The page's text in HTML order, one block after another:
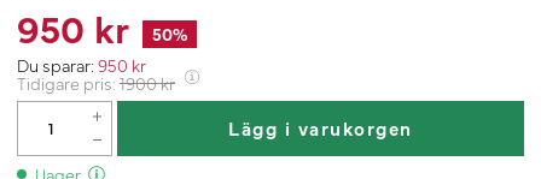
950 kr 50%
Du sparar: 950 kr
Tidigare pris: 1900kr
Lägg i varukorgen
I lager